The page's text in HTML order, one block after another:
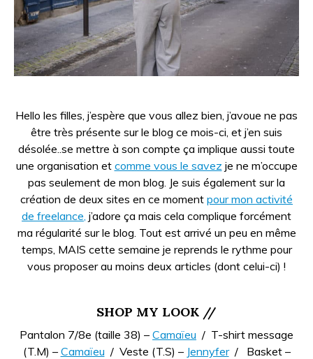
Hello les filles, j’espère que vous allez bien, j’avoue ne pas
être très présente sur le blog ce mois-ci, et j’en suis
désolée..se mettre à son compte ça implique aussi toute
une organisation et comme vous le savez je ne m’occupe
pas seulement de mon blog. Je suis également sur la
création de deux sites en ce moment pour mon activité
de freelance, j’adore ça mais cela complique forcément
ma régularité sur le blog. Tout est arrivé un peu en même
temps, MAIS cette semaine je reprends le rythme pour
vous proposer au moins deux articles (dont celui-ci) !
SHOP MY LOOK //
Pantalon 7/8e (taille 38) – Camaïeu / T-shirt message
(T.M) – Camaïeu / Veste (T.S) – Jennyfer/ Basket –